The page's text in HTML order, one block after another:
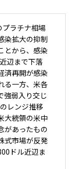
ラチナ相場
染拡大の抑制
とから、感染
辺まで下落
済再開が感染
る一方、米各
強弱入り交じ
レンジ推移
大統領の米中
があったもの
式市場が反発
ドル近辺ま